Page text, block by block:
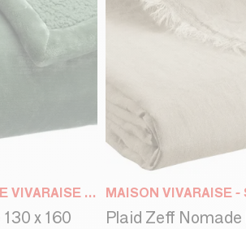
MAISON VIVARAISE - SDE VIVARAISE WINKLER
x 160